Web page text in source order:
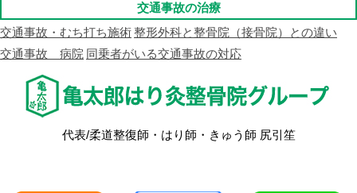
交通事故の治療
交通事故・むち打ち施術整形外科と整骨院（接骨院）との違い
交通事故 病院 同乗者がいる交通事故の対応
代表/柔道整復師・はり師・きゅう師 尻引笙